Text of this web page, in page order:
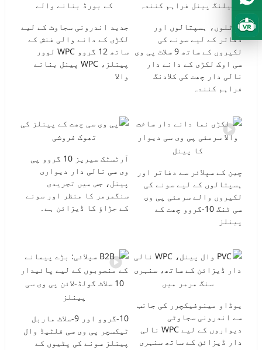
جدید اندرونی سجاوٹ کے لیے
لکڑی کے دانے والی فنش کے
ساتھ 12 گروو WPC لوور
پینلز، WPC پینل بنانے
والا
ہوٹلوں، ہسپتالوں اور
دفاتر کے لیے سونے کی
لکیروں کے ساتھ 9 سلاٹ پی وی
سی اوک لکڑی کے دانے دار
نالی دار چھت کی کلادنگ
فراہم کنندہ
آرٹسٹک سیریز 10 گروو پی
وی سی نالی دار دیواری
پینل، جس میں تجریدی
سنگمرمر کا منظر اور سونے
کے جڑاؤ کا ڈیزائن ہے۔
چین کے سپلائر سے دفاتر اور
ہسپتالوں کے لیے سونے کی
لکیروں والے سرمئی پی وی
سی ٹنگ 10-گروو چھت کے
پینلز
10-گروو اور 9-سلاٹ ماربل
ٹیکسچر پی وی سی فلٹیڈ وال
پینلز سونے کی پٹیوں کے
یوڈاو مینوفیکچرر کی جانب
سے اندرونی سجاوٹی
دیواروں کے لیے WPC نالی
دار ڈیزائن کے ساتھ سنہری
Myanmar
Romanian